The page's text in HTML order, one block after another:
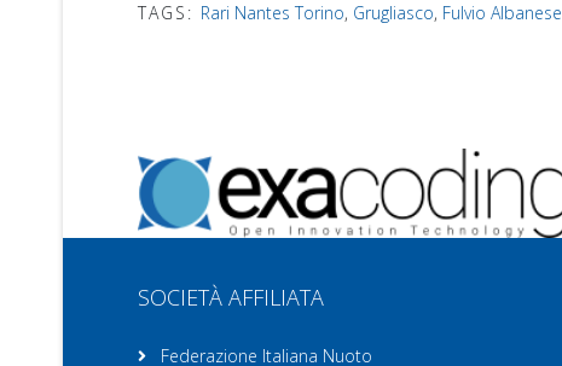
TAGS: Rari Nantes Torino, Grugliasco, Fulvio Albanese
SOCIETÀ AFFILIATA
Federazione Italiana Nuoto